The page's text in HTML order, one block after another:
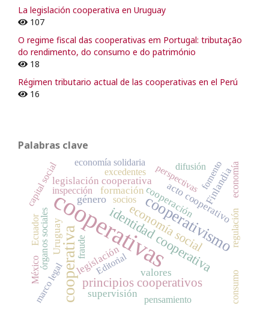
La legislación cooperativa en Uruguay
107
O regime fiscal das cooperativas em Portugal: tributação
do rendimento, do consumo e do património
18
Régimen tributario actual de las cooperativas en el Perú
16
Palabras clave
cooperativas
cooperativa
cooperativismo
identidad cooperativa
principios cooperativos
economía social
género cooperación
legislación
formación acto cooperativo
valores
legislación cooperativa
Uruguay
Finlandia
supervisión
perspectivas
regulación
marco legal
órganos sociales
capital social
Ecuador
fomento
difusión economía
consumo
Editorial
fraude
México
excedentes
economía solidaria
pensamiento
inspección
socios